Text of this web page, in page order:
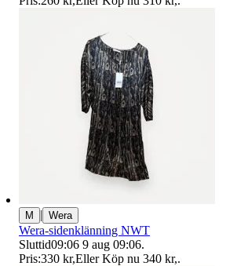
M | Wera
Wera-sidenklänning NWT
Sluttid09:06 9 aug 09:06.
Pris:330 kr,Eller Köp nu 340 kr,.